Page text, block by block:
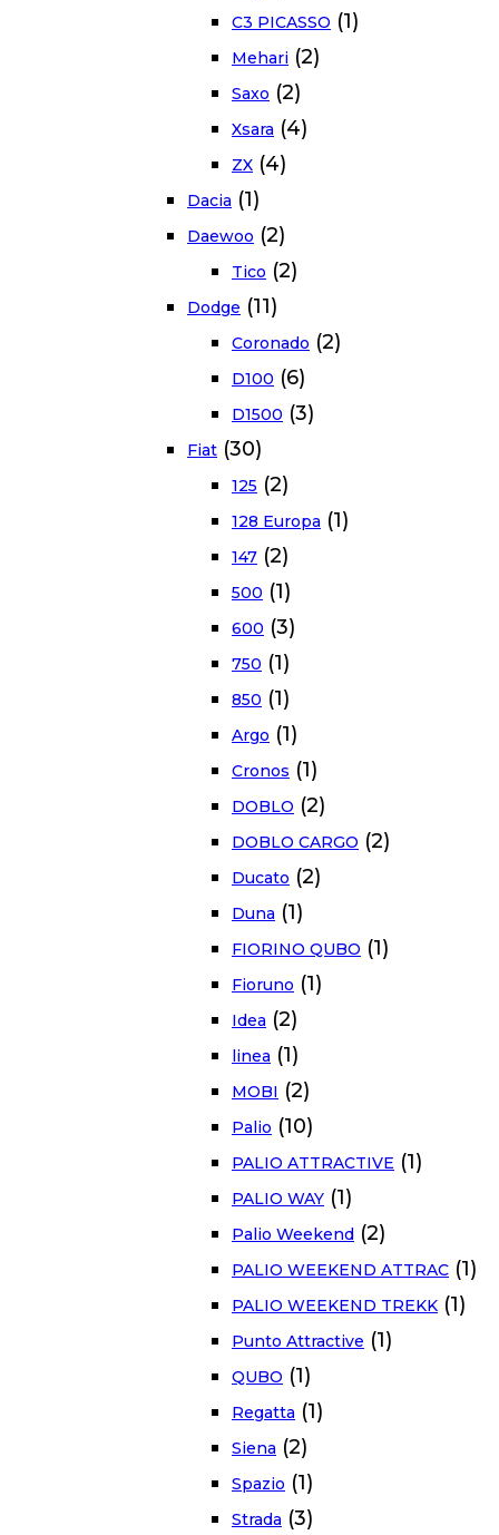
C3 PICASSO (1)
Mehari (2)
Saxo (2)
Xsara (4)
ZX (4)
Dacia (1)
Daewoo (2)
Tico (2)
Dodge (11)
Coronado (2)
D100 (6)
D1500 (3)
Fiat (30)
125 (2)
128 Europa (1)
147 (2)
500 (1)
600 (3)
750 (1)
850 (1)
Argo (1)
Cronos (1)
DOBLO (2)
DOBLO CARGO (2)
Ducato (2)
Duna (1)
FIORINO QUBO (1)
Fioruno (1)
Idea (2)
linea (1)
MOBI (2)
Palio (10)
PALIO ATTRACTIVE (1)
PALIO WAY (1)
Palio Weekend (2)
PALIO WEEKEND ATTRAC (1)
PALIO WEEKEND TREKK (1)
Punto Attractive (1)
QUBO (1)
Regatta (1)
Siena (2)
Spazio (1)
Strada (3)